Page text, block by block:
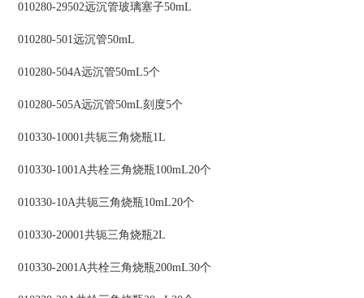
010280-29502远沉管玻璃塞子50mL
010280-501远沉管50mL
010280-504A远沉管50mL5个
010280-505A远沉管50mL刻度5个
010330-10001共轭三角烧瓶1L
010330-1001A共栓三角烧瓶100mL20个
010330-10A共轭三角烧瓶10mL20个
010330-20001共轭三角烧瓶2L
010330-2001A共栓三角烧瓶200mL30个